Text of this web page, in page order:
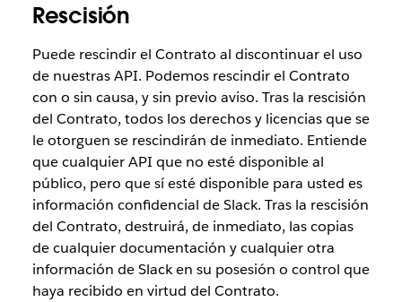
Rescisión
Puede rescindir el Contrato al discontinuar el uso
de nuestras API. Podemos rescindir el Contrato
con o sin causa, y sin previo aviso. Tras la rescisión
del Contrato, todos los derechos y licencias que se
le otorguen se rescindirán de inmediato. Entiende
que cualquier API que no esté disponible al
público, pero que sí esté disponible para usted es
información confidencial de Slack. Tras la rescisión
del Contrato, destruirá, de inmediato, las copias
de cualquier documentación y cualquier otra
información de Slack en su posesión o control que
haya recibido en virtud del Contrato.